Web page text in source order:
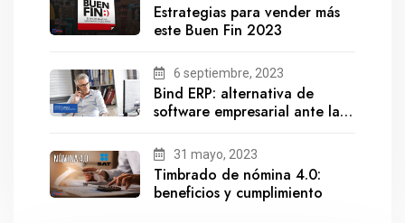
Estrategias para vender más
este Buen Fin 2023
6 septiembre, 2023
Bind ERP: alternativa de
software empresarial ante la
31 mayo, 2023
Timbrado de nómina 4.0:
beneficios y cumplimiento